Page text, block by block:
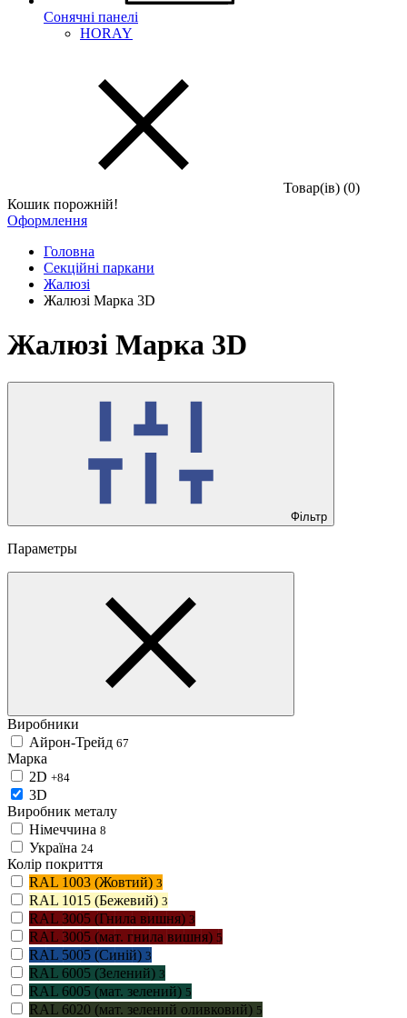
Сонячні панелі
HORAY
Товар(iв) (0)
Кошик порожній!
Оформлення
Головна
Секційні паркани
Жалюзі
Жалюзі Марка 3D
Жалюзі Марка 3D
Фільтр
Параметры
Виробники
Айрон-Трейд 67
Марка
2D +84
3D
Виробник металу
Німеччина 8
Україна 24
Колір покриття
RAL 1003 (Жовтий) 3
RAL 1015 (Бежевий) 3
RAL 3005 (Гнила вишня) 3
RAL 3005 (мат. гнила вишня) 5
RAL 5005 (Синій) 3
RAL 6005 (Зелений) 3
RAL 6005 (мат. зелений) 5
RAL 6020 (мат. зелений оливковий) 5